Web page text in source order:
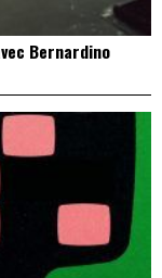
Bernardino